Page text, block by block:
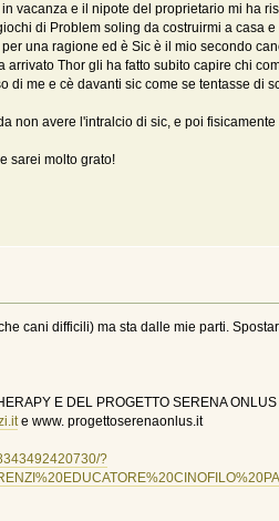
vacanza e il nipote del proprietario mi ha
di Problem soling da costruirmi a casa
una ragione ed è Sic è il mio secondo
Thor gli ha fatto subito capire chi
di me e cè davanti sic come se tentasse di
non avere l'intralcio di sic, e poi
sarei molto grato!
cani difficili) ma sta dalle mie parti.
E DEL PROGETTO SERENA
e www. progettoserenaonlus.it
?